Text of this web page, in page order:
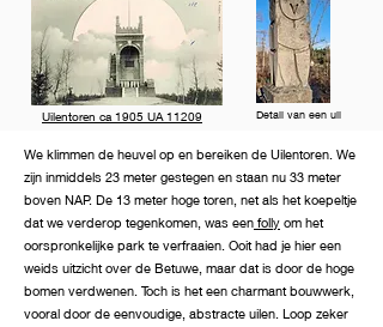
Uilentoren ca 1905 UA 11209 Detail van een uil
We klimmen de heuvel op en bereiken de Uilentoren. We
zijn inmiddels 23 meter gestegen en staan nu 33 meter
boven NAP. De 13 meter hoge toren, net als het koepeltje
dat we verderop tegenkomen, was een folly om het
oorspronkelijke park te verfraaien. Ooit had je hier een
weids uitzicht over de Betuwe, maar dat is door de hoge
bomen verdwenen. Toch is het een charmant bouwwerk,
vooral door de eenvoudige, abstracte uilen. Loop zeker